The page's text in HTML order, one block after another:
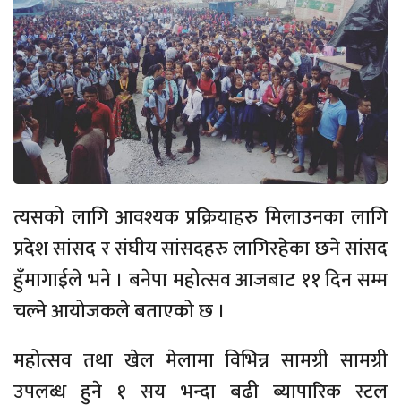
त्यसको लागि आवश्यक प्रक्रियाहरु मिलाउनका लागि
प्रदेश सांसद र संघीय सांसदहरु लागिरहेका छने सांसद
हुँमागाईले भने । बनेपा महोत्सव आजबाट ११ दिन सम्म
चल्ने आयोजकले बताएको छ ।
महोत्सव तथा खेल मेलामा विभिन्न सामग्री सामग्री
उपलब्ध हुने १ सय भन्दा बढी ब्यापारिक स्टल